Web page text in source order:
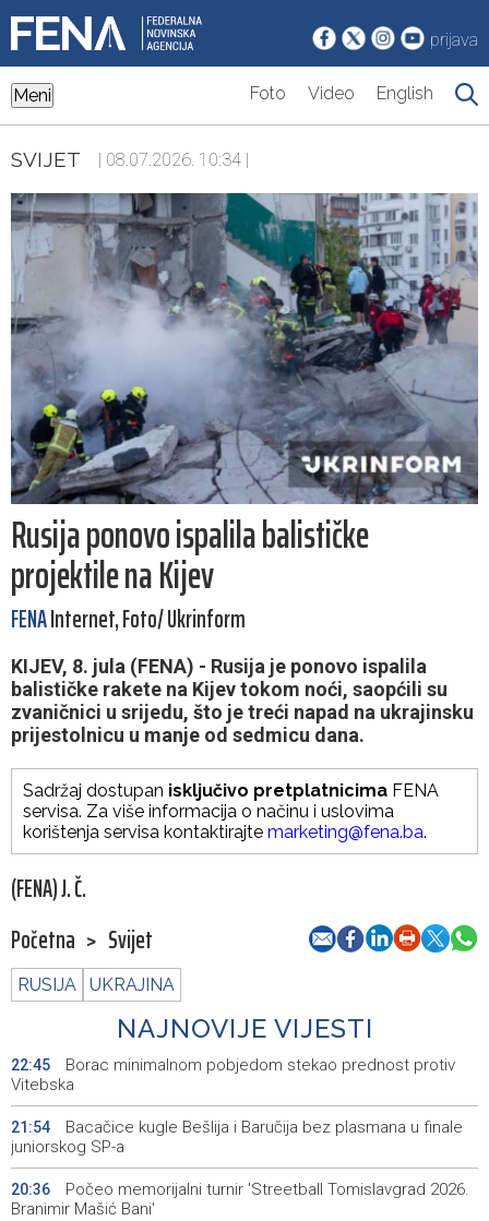
prijava
Meni Foto Video English
SVIJET | 08.07.2026. 10:34 |
Rusija ponovo ispalila balističke
projektile na Kijev
FENAInternet, Foto/ Ukrinform
KIJEV, 8. jula (FENA) - Rusija je ponovo ispalila
balističke rakete na Kijev tokom noći, saopćili su
zvaničnici u srijedu, što je treći napad na ukrajinsku
prijestolnicu u manje od sedmicu dana.
Sadržaj dostupan isključivo pretplatnicima FENA
servisa. Za više informacija o načinu i uslovima
korištenja servisa kontaktirajte marketing@fena.ba.
(FENA) J. Č.
Početna > Svijet
RUSIJA UKRAJINA
NAJNOVIJE VIJESTI
22:45
Borac minimalnom pobjedom stekao prednost protiv
Vitebska
21:54
Bacačice kugle Bešlija i Baručija bez plasmana u finale
juniorskog SP-a
20:36
Počeo memorijalni turnir 'Streetball Tomislavgrad 2026.
Branimir Mašić Bani'